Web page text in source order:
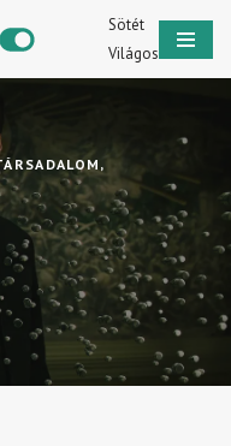
Sötét
Világos
,